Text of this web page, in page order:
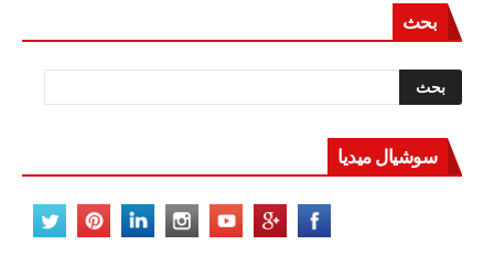
بحث
سوشيال ميديا